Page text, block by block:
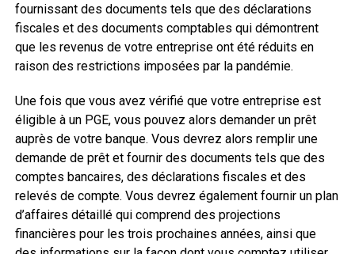
fournissant des documents tels que des déclarations
fiscales et des documents comptables qui démontrent
que les revenus de votre entreprise ont été réduits en
raison des restrictions imposées par la pandémie.
Une fois que vous avez vérifié que votre entreprise est
éligible à un PGE, vous pouvez alors demander un prêt
auprès de votre banque. Vous devrez alors remplir une
demande de prêt et fournir des documents tels que des
comptes bancaires, des déclarations fiscales et des
relevés de compte. Vous devrez également fournir un plan
d’affaires détaillé qui comprend des projections
financières pour les trois prochaines années, ainsi que